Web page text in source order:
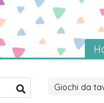
Giochi da